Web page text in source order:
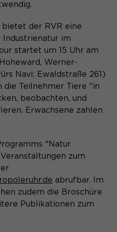
Zustimmungsstatus des
Cookies auf der
Daten.
bietet der RVR eine
Industrienatur im
startet um 15 Uhr am
Werner-
Navi: Ewaldstraße 261)
die Teilnehmer Tiere "in
beobachten, und
Erwachsene zahlen
"Natur
zum
abrufbar. Im
zudem die Broschüre
Publikationen zum